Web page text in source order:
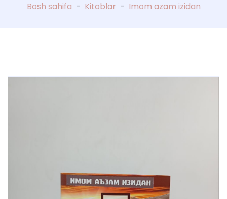
Bosh sahifa - Kitoblar - Imom azam izidan